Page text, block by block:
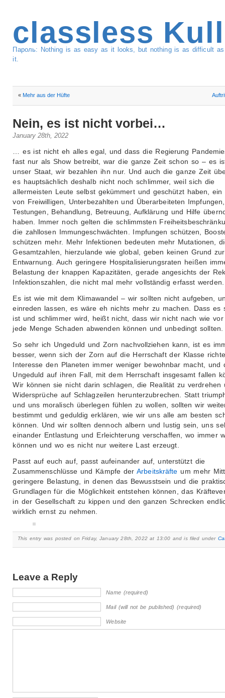
classless
Пароль: Nothing is as easy as it looks, but nothing is as difficult
it.
«Mehr aus der Hüfte
Nein, es ist nicht vorbei…
January 28th, 2022
… es ist nicht eh alles egal, und dass die Regierung
fast nur als Show betreibt, war die ganze Zeit schon so – es
unser Staat, wir bezahlen ihn nur. Und auch die ganze Zeit
es hauptsächlich deshalb nicht noch schlimmer, weil sich die
allermeisten Leute selbst gekümmert und geschützt haben, ein
von Freiwilligen, Unterbezahlten und Überarbeiteten Impfungen,
Testungen, Behandlung, Betreuung, Aufklärung und Hilfe
haben. Immer noch gelten die schlimmsten
die zahllosen Immungeschwächten. Impfungen schützen,
schützen mehr. Mehr Infektionen bedeuten mehr Mutationen,
Gesamtzahlen, hierzulande wie global, geben keinen Grund zur
Entwarnung. Auch geringere Hospitalisierungsraten heißen
Belastung der knappen Kapazitäten, gerade angesichts der
Infektionszahlen, die nicht mal mehr vollständig erfasst werden.
Es ist wie mit dem Klimawandel – wir sollten nicht aufgeben,
einreden lassen, es wäre eh nichts mehr zu machen. Dass es
ist und schlimmer wird, heißt nicht, dass wir nicht nach wie vor
jede Menge Schaden abwenden können und unbedingt sollten.
So sehr ich Ungeduld und Zorn nachvollziehen kann, ist es
besser, wenn sich der Zorn auf die Herrschaft der Klasse
Interesse den Planeten immer weniger bewohnbar macht, und
Ungeduld auf ihren Fall, mit dem Herrschaft insgesamt fallen
Wir können sie nicht darin schlagen, die Realität zu verdrehen
Widersprüche auf Schlagzeilen herunterzubrechen. Statt
und uns moralisch überlegen fühlen zu wollen, sollten wir
bestimmt und geduldig erklären, wie wir uns alle am besten
können. Und wir sollten dennoch albern und lustig sein, uns
einander Entlastung und Erleichterung verschaffen, wo immer
können und wo es nicht nur weitere Last erzeugt.
Passt auf euch auf, passt aufeinander auf, unterstützt die
Zusammenschlüsse und Kämpfe derArbeitskräfte um mehr
geringere Belastung, in denen das Bewusstsein und die
Grundlagen für die Möglichkeit entstehen können, das
in der Gesellschaft zu kippen und den ganzen Schrecken
wirklich ernst zu nehmen.
This entry was posted on Friday, January 28th, 2022 at 13:00 and is filed under
Leave a Reply
Name (required)
Mail (will not be published) (required)
Website